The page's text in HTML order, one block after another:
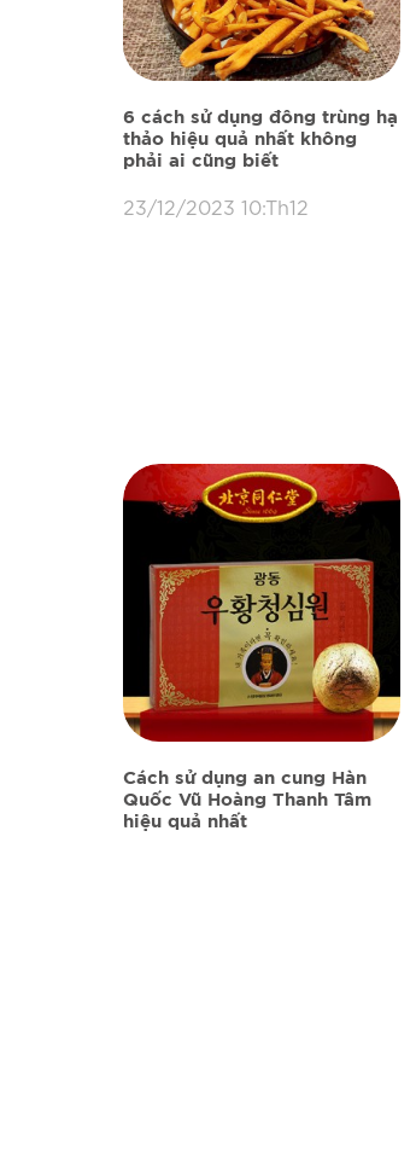
6 cách sử dụng đông trùng hạ
thảo hiệu quả nhất không
phải ai cũng biết
23/12/2023 10:Th12
Cách sử dụng an cung Hàn
Quốc Vũ Hoàng Thanh Tâm
hiệu quả nhất